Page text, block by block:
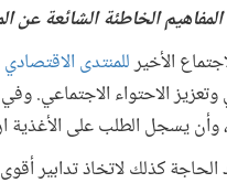
الخاطئة الشائعة عن
الأخيرللمنتدى الاقتصادي
وتعزيز الاحتواء الاجتماعي.
، وأن يسجل الطلب على الأغذية
الحاجة كذلك لاتخاذ تدابير